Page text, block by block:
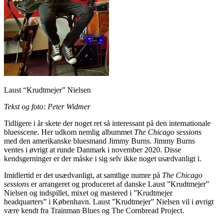
Laust “Krudtmejer” Nielsen
Tekst og foto: Peter Widmer
Tidligere i år skete der noget ret så interessant på den internationale
bluesscene. Her udkom nemlig albummet The Chicago sessions
med den amerikanske bluesmand Jimmy Burns. Jimmy Burns
ventes i øvrigt at runde Danmark i november 2020. Disse
kendsgerninger er der måske i sig selv ikke noget usædvanligt i.
Imidlertid er det usædvanligt, at samtlige numre på The Chicago
sessions er arrangeret og produceret af danske Laust ”Krudtmejer”
Nielsen og indspillet, mixet og mastered i ”Krudtmejer
headquarters” i København. Laust ”Krudtmejer” Nielsen vil i øvrigt
være kendt fra Trainman Blues og The Cornbread Project.